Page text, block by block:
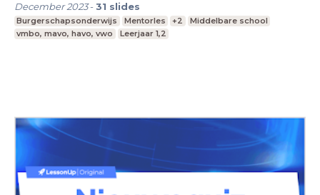
December 2023-31 slides
Burgerschapsonderwijs Mentorles +2
Middelbare school
vmbo, mavo, havo, vwo
Leerjaar 1,2